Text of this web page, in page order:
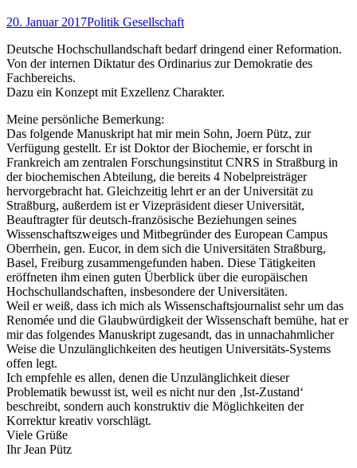
20. Januar 2017Politik Gesellschaft
Deutsche Hochschullandschaft bedarf dringend einer Reformation.
Von der internen Diktatur des Ordinarius zur Demokratie des
Fachbereichs.
Dazu ein Konzept mit Exzellenz Charakter.
Meine persönliche Bemerkung:
Das folgende Manuskript hat mir mein Sohn, Joern Pütz, zur
Verfügung gestellt. Er ist Doktor der Biochemie, er forscht in
Frankreich am zentralen Forschungsinstitut CNRS in Straßburg in
der biochemischen Abteilung, die bereits 4 Nobelpreisträger
hervorgebracht hat. Gleichzeitig lehrt er an der Universität zu
Straßburg, außerdem ist er Vizepräsident dieser Universität,
Beauftragter für deutsch-französische Beziehungen seines
Wissenschaftszweiges und Mitbegründer des European Campus
Oberrhein, gen. Eucor, in dem sich die Universitäten Straßburg,
Basel, Freiburg zusammengefunden haben. Diese Tätigkeiten
eröffneten ihm einen guten Überblick über die europäischen
Hochschullandschaften, insbesondere der Universitäten.
Weil er weiß, dass ich mich als Wissenschaftsjournalist sehr um das
Renomée und die Glaubwürdigkeit der Wissenschaft bemühe, hat er
mir das folgendes Manuskript zugesandt, das in unnachahmlicher
Weise die Unzulänglichkeiten des heutigen Universitäts-Systems
offen legt.
Ich empfehle es allen, denen die Unzulänglichkeit dieser
Problematik bewusst ist, weil es nicht nur den ‚Ist-Zustand‘
beschreibt, sondern auch konstruktiv die Möglichkeiten der
Korrektur kreativ vorschlägt.
Viele Grüße
Ihr Jean Pütz